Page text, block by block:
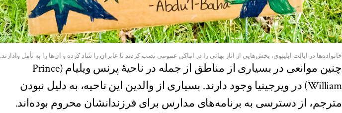
خانواده‌ها در ایالت ایلینوی، بخش‌هایی از آثار بهائی را در اماکن عمومی نصب کردند تا عابران را شاد کرده و آن‌ها را به تأمل وادارند.
چنین موانعی در بسیاری از مناطق از جمله در ناحیهٔ پرنس ویلیام (Prince
William) در ویرجینیا وجود دارند. بسیاری از والدین این ناحیه، به دلیل نبودن
مترجم، از دسترسی به برنامه‌های مدارس برای فرزندانشان محروم بوده‌اند.